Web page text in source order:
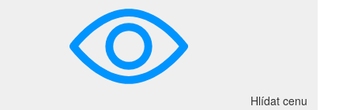
Hlídat cenu